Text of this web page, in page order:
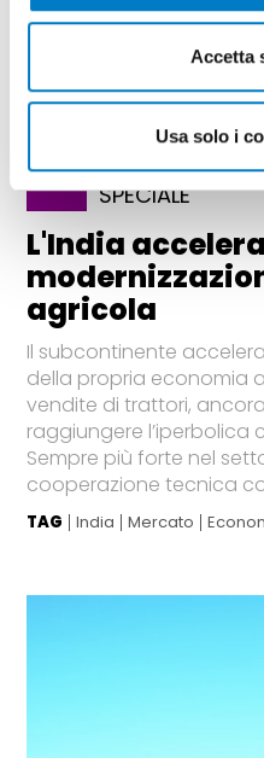
Accetta
Usa solo i
SPECIALE
L'India
agricola
Il subcontinente
della propria economia
vendite di trattori,
raggiungere l’iperbolica
Sempre più forte nel
cooperazione tecnica
TAG India Mercato